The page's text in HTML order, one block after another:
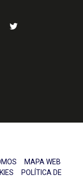
MAPA WEB
POLÍTICA DE